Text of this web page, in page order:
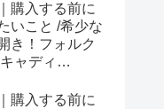
購入する前に
いこと /希少な
き！フォルク
ャディ
購入する前に